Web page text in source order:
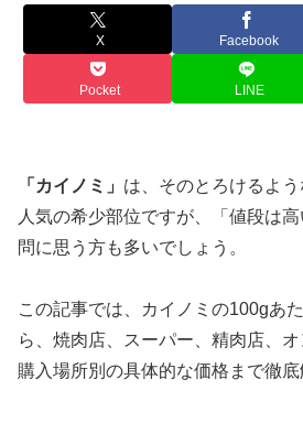
X Facebook
Pocket LINE
「カイノミ」 は、そのとろけるよ
人気の希少部位ですが、「値段は
問に思う方も多いでしょう。
この記事では、カイノミの100gあ
ら、焼肉店、スーパー、精肉店、
購入場所別の具体的な価格まで徹底